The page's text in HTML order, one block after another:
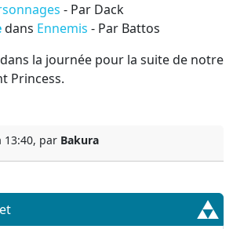
- Par Dack
dans Ennemis - Par Battos
la journée pour la suite de notre
Princess.
13:40, par Bakura